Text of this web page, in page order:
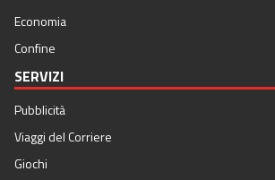
Economia
Confine
SERVIZI
Pubblicità
Viaggi del Corriere
Giochi